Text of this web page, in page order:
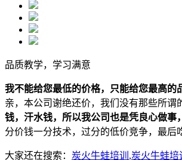
品质教学，学习满意
我不能给您最低的价格，只能给您最高的
亲，本公司谢绝还价，我们没有那些所谓
钱，汗水钱，所以我公司也是凭良心做事
分价钱一分技术，过分的低价竞争，最后
大家还在搜索： 炭火牛蛙培训 ,炭火牛蛙培